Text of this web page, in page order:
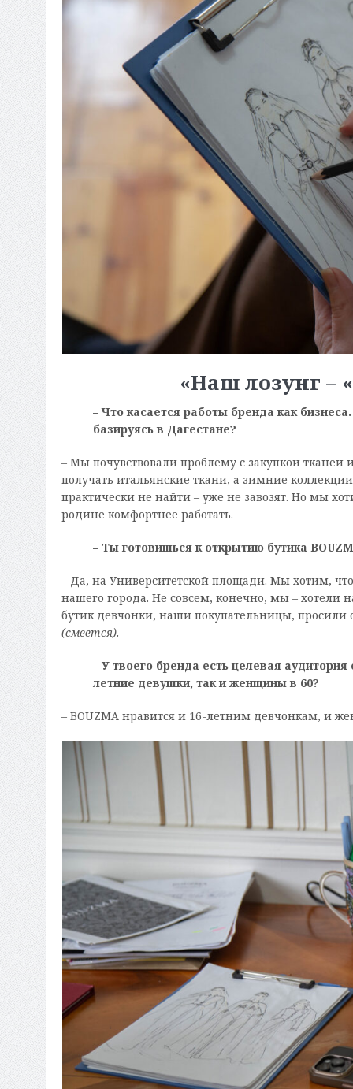
«Наш лозунг –
– Что касается работы бренда как
базируясь в Дагестане?
– Мы почувствовали проблему с закупкой
получать итальянские ткани, а зимние
практически не найти – уже не завозят. Но мы
родине комфортнее работать.
– Ты готовишься к открытию бутика
– Да, на Университетской площади. Мы хотим,
нашего города. Не совсем, конечно, мы – хотели
бутик девчонки, наши покупательницы,
(смеется).
– У твоего бренда есть целевая
летние девушки, так и женщины в 60?
– BOUZMA нравится и 16-летним девчонкам, и